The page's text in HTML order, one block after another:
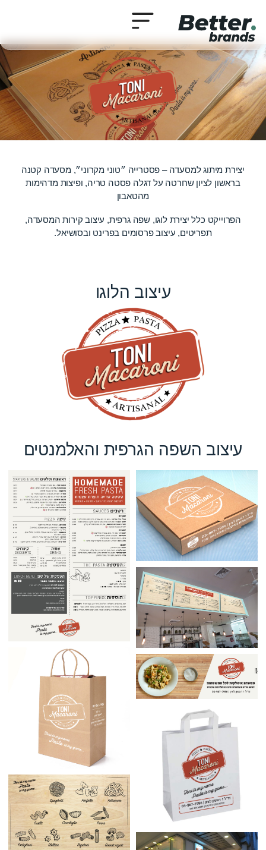
יצירת מיתוג למסעדה – פסטרייה ״טוני מקרוני״, מסעדה קטנה
בראשון לציון שחרטה על דגלה פסטה טריה, ופיצות מדהימות
מהטאבון
הפרוייקט כלל יצירת לוגו, שפה גרפית, עיצוב קירות המסעדה,
תפריטים, עיצוב פרסומים בפרינט ובסושיאל.
עיצוב הלוגו
עיצוב השפה הגרפית והאלמנטים